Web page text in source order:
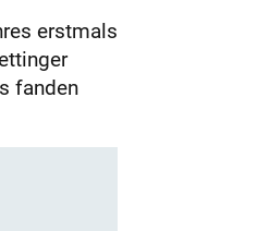
erstmals
fanden